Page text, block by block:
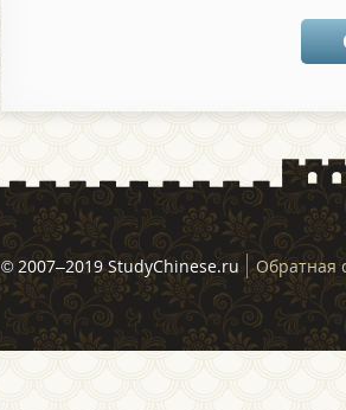
© 2007–2019 StudyChinese.ru Обратная